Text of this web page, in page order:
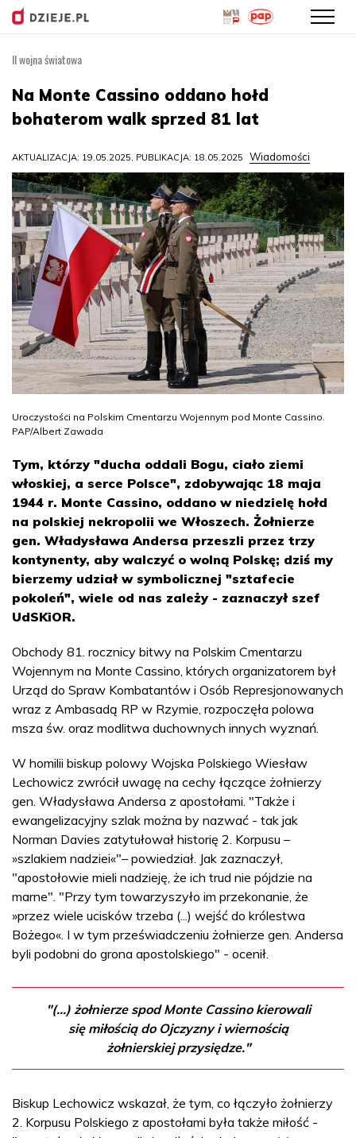
treści
II wojna światowa
Na Monte Cassino oddano hołd
bohaterom walk sprzed 81 lat
AKTUALIZACJA: 19.05.2025, PUBLIKACJA: 18.05.2025 Wiadomości
Uroczystości na Polskim Cmentarzu Wojennym pod Monte Cassino.
PAP/Albert Zawada
Tym, którzy "ducha oddali Bogu, ciało ziemi
włoskiej, a serce Polsce", zdobywając 18 maja
1944 r. Monte Cassino, oddano w niedzielę hołd
na polskiej nekropolii we Włoszech. Żołnierze
gen. Władysława Andersa przeszli przez trzy
kontynenty, aby walczyć o wolną Polskę; dziś my
bierzemy udział w symbolicznej "sztafecie
pokoleń", wiele od nas zależy - zaznaczył szef
UdSKiOR.
Obchody 81. rocznicy bitwy na Polskim Cmentarzu
Wojennym na Monte Cassino, których organizatorem był
Urząd do Spraw Kombatantów i Osób Represjonowanych
wraz z Ambasadą RP w Rzymie, rozpoczęła polowa
msza św. oraz modlitwa duchownych innych wyznań.
W homilii biskup polowy Wojska Polskiego Wiesław
Lechowicz zwrócił uwagę na cechy łączące żołnierzy
gen. Władysława Andersa z apostołami. "Także i
ewangelizacyjny szlak można by nazwać - tak jak
Norman Davies zatytułował historię 2. Korpusu –
»szlakiem nadziei«"– powiedział. Jak zaznaczył,
"apostołowie mieli nadzieję, że ich trud nie pójdzie na
marne". "Przy tym towarzyszyło im przekonanie, że
»przez wiele ucisków trzeba (...) wejść do królestwa
Bożego«. I w tym przeświadczeniu żołnierze gen. Andersa
byli podobni do grona apostolskiego" - ocenił.
"(...) żołnierze spod Monte Cassino kierowali
się miłością do Ojczyzny i wiernością
żołnierskiej przysiędze."
Biskup Lechowicz wskazał, że tym, co łączyło żołnierzy
2. Korpusu Polskiego z apostołami była także miłość -